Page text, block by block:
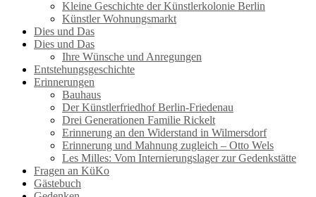
Kleine Geschichte der Künstlerkolonie Berlin
Künstler Wohnungsmarkt
Dies und Das
Dies und Das
Ihre Wünsche und Anregungen
Entstehungsgeschichte
Erinnerungen
Bauhaus
Der Künstlerfriedhof Berlin-Friedenau
Drei Generationen Familie Rickelt
Erinnerung an den Widerstand in Wilmersdorf
Erinnerung und Mahnung zugleich – Otto Wels
Les Milles: Vom Internierungslager zur Gedenkstätte
Fragen an KüKo
Gästebuch